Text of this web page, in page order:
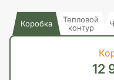
Коробка
Тепловой
контур
12